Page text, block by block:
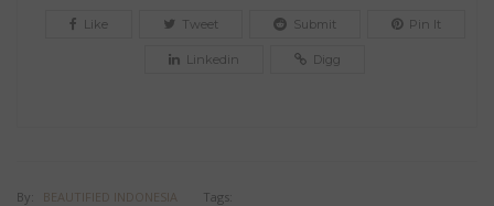
Like Tweet Submit Pin It
Linkedin Digg
By: BEAUTIFIED INDONESIA Tags: